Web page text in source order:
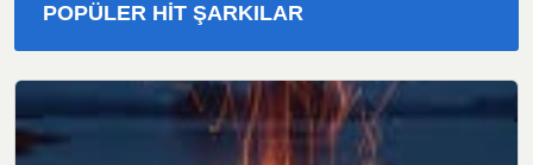
POPÜLER HIT ŞARKILAR